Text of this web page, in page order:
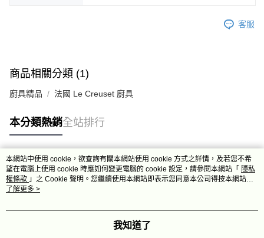
客服
商品相關分類 (1)
廚具精品 法國 Le Creuset 廚具
本分類熱銷全站排行
熱門標籤
本網站中使用 cookie，欲查詢有關本網站使用 cookie 方式之詳情，及若您不希
望在電腦上使用 cookie 時應如何變更電腦的 cookie 設定，請參閱本網站「 隱私
權條款 」之 Cookie 聲明。您繼續使用本網站即表示您同意本公司得按本網站使
用條款之 Cookie 聲明使用 cookie。
了解更多 >
我知道了